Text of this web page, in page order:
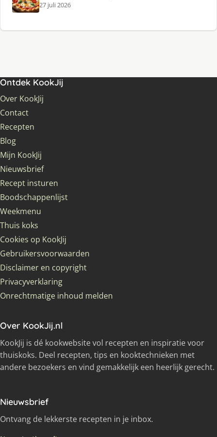
27 juli 2026
Ontdek KookJij
Over KookJij
Contact
Recepten
Blog
Mijn KookJij
Nieuwsbrief
Recept insturen
Boodschappenlijst
Weekmenu
Thuis koks
Cookies op KookJij
Gebruikersvoorwaarden
Disclaimer en copyright
Privacyverklaring
Onrechtmatige inhoud melden
Over KookJij.nl
KookJij is dé kookwebsite vol recepten en inspiratie voor
thuiskoks. Deel recepten, tips en kooktechnieken met
andere bezoekers en vind gemakkelijk een heerlijk gerecht.
Nieuwsbrief
Ontvang de lekkerste recepten in je inbox.